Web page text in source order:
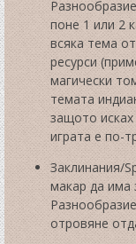
поне 1 или 2
всяка тема
ресурси
магически
темата
защото
играта е по-
Заклинания/
макар да има
отровяне